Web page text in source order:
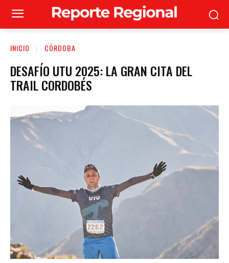
INICIO CÓRDOBA
DESAFÍO UTU 2025: LA GRAN CITA DEL
TRAIL CORDOBÉS